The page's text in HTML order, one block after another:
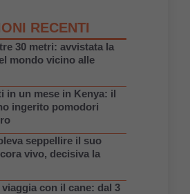
RECENTI
30 metri: avvistata la
mondo vicino alle
in un mese in Kenya: il
ingerito pomodori
seppellire il suo
vivo, decisiva la
con il cane: dal 3